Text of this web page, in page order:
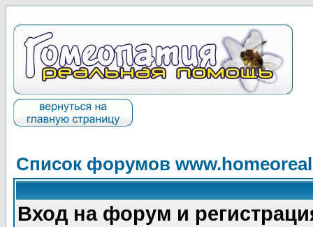
Список форумов
Вход на форум и